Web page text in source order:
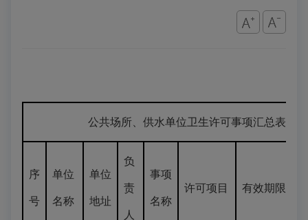
公共场所、供水单位卫生许可事项汇总表（
序
号
单位
名称
单位
地址
负
责
人
事项
名称
许可项目 有效期限